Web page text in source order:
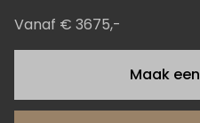
Vanaf € 3675,-
Maak